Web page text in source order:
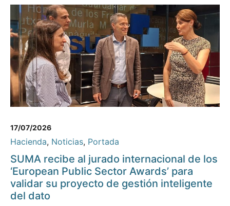
17/07/2026
Hacienda, Noticias, Portada
SUMA recibe al jurado internacional de los
‘European Public Sector Awards’ para
validar su proyecto de gestión inteligente
del dato